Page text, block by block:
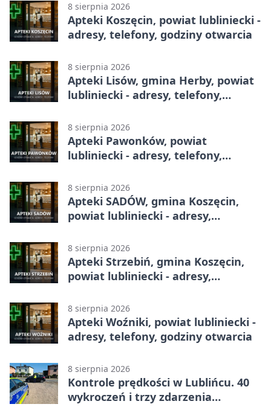
8 sierpnia 2026
Apteki Koszęcin, powiat lubliniecki -
adresy, telefony, godziny otwarcia
8 sierpnia 2026
Apteki Lisów, gmina Herby, powiat
lubliniecki - adresy, telefony,
8 sierpnia 2026
Apteki Pawonków, powiat
lubliniecki - adresy, telefony,
8 sierpnia 2026
Apteki SADÓW, gmina Koszęcin,
powiat lubliniecki - adresy,
8 sierpnia 2026
Apteki Strzebiń, gmina Koszęcin,
powiat lubliniecki - adresy,
8 sierpnia 2026
Apteki Woźniki, powiat lubliniecki -
adresy, telefony, godziny otwarcia
8 sierpnia 2026
Kontrole prędkości w Lublińcu. 40
wykroczeń i trzy zdarzenia